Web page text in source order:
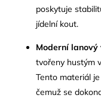
poskytuje
jídelní kout.
Moderní lanový
tvořeny hustým
Tento materiál
čemuž se